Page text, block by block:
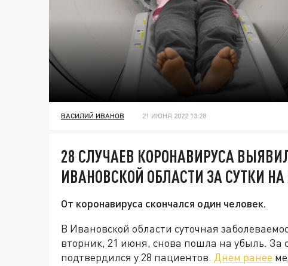
ВАСИЛИЙ ИВАНОВ 21 ИЮНЯ 2022 13:28
28 СЛУЧАЕВ КОРОНАВИРУСА
ИВАНОВСКОЙ ОБЛАСТИ ЗА СУТКИ
От коронавируса скончался один человек.
В Ивановской области суточная
вторник, 21 июня, снова пошла на убыль. За
подтвердился у 28 пациентов. Днем ранее